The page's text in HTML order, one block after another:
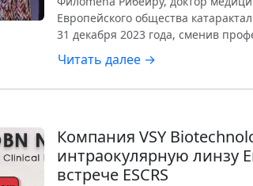
Европейского общества
31 декабря 2023 года, сменив
Читать далее →
Компания VSY
интраокулярную линзу
встрече ESCRS